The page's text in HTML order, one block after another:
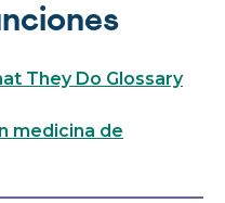
They Do Glossary
medicina de